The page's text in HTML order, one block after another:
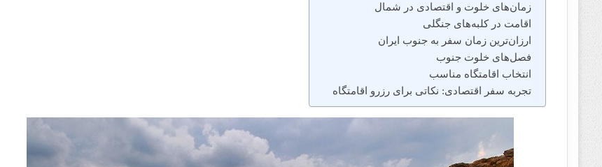
زمان‌های خلوت و اقتصادی در شمال
اقامت در کلبه‌های جنگلی
ارزان‌ترین زمان سفر به جنوب ایران
فصل‌های خلوت جنوب
انتخاب اقامتگاه مناسب
تجربه سفر اقتصادی: نکاتی برای رزرو اقامتگاه